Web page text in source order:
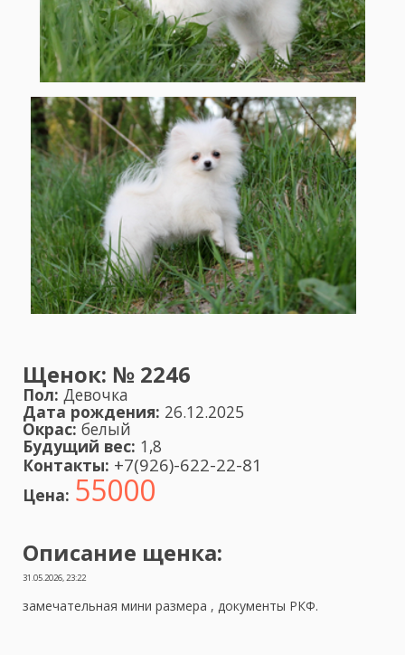
Щенок: № 2246
Пол: Девочка
Дата рождения: 26.12.2025
Окрас: белый
Будущий вес: 1,8
Контакты: +7(926)-622-22-81
Цена: 55000
Описание щенка:
31.05.2026, 23:22
замечательная мини размера , документы РКФ.